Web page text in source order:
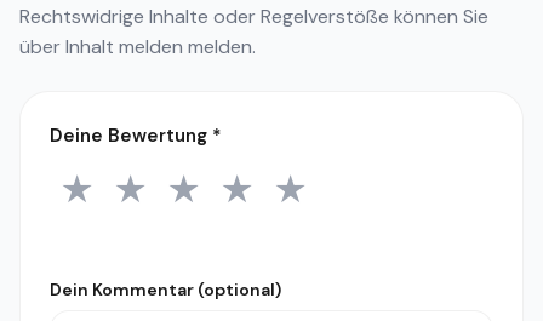
Rechtswidrige Inhalte oder Regelverstöße können Sie
überInhalt melden melden.
Deine Bewertung *
1 Stern
★ 2 Sterne
★ 3 Sterne
★ 4 Sterne
★ 5 Sterne
★
Dein Kommentar (optional)